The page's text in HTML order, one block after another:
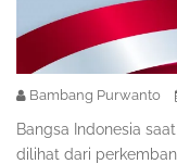
Bambang Purwanto
Bangsa Indonesia
dilihat dari